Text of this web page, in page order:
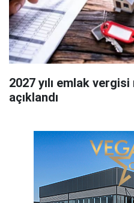
2027 yılı emlak
açıklandı